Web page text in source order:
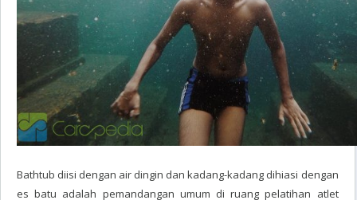
Bathtub diisi dengan air dingin dan kadang-kadang dihiasi dengan
es batu adalah pemandangan umum di ruang pelatihan atlet